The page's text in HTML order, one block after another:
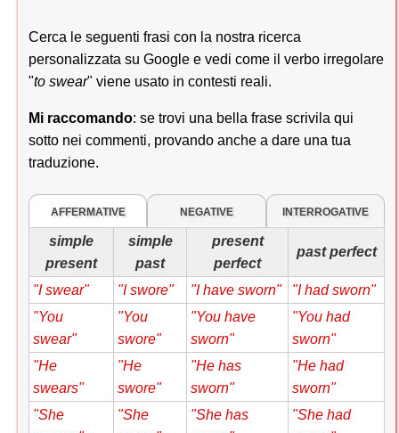
Cerca le seguenti frasi con la nostra ricerca
personalizzata su Google e vedi come il verbo irregolare
"to swear" viene usato in contesti reali.
Mi raccomando: se trovi una bella frase scrivila qui
sotto nei commenti, provando anche a dare una tua
traduzione.
AFFERMATIVE NEGATIVE INTERROGATIVE
simple
present
simple
past
present
perfect
past perfect
"I swear" "I swore" "I have sworn"
"I had sworn"
"You
swear"
"You
swore"
"You have
sworn"
"You had
sworn"
"He
swears"
"He
swore"
"He has
sworn"
"He had
sworn"
"She
"She
"She has
"She had